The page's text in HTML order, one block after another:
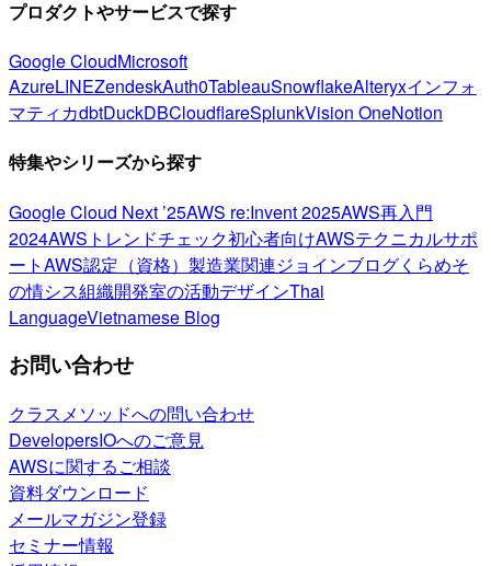
プロダクトやサービスで探す
Google CloudMicrosoft
AzureLINEZendeskAuth0TableauSnowflakeAlteryxインフォ
マティカdbtDuckDBCloudflareSplunkVision OneNotion
特集やシリーズから探す
Google Cloud Next ’25AWS re:Invent 2025AWS再入門
2024AWSトレンドチェック初心者向けAWSテクニカルサポ
ートAWS認定（資格） 製造業関連ジョインブログくらめそ
の情シス組織開発室の活動デザインThai
LanguageVietnamese Blog
お問い合わせ
クラスメソッドへの問い合わせ
DevelopersIOへのご意見
AWSに関するご相談
資料ダウンロード
メールマガジン登録
セミナー情報